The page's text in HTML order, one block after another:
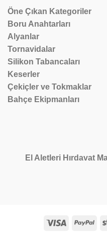
Öne Çıkan Kategoriler
Boru Anahtarları
Alyanlar
Tornavidalar
Silikon Tabancaları
Keserler
Çekiçler ve Tokmaklar
Bahçe Ekipmanları
El Aletleri Hırdavat